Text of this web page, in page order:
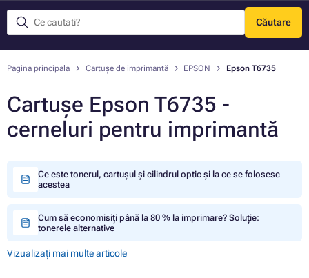
Căutare
Meniu
Pagina principala Cartușe de imprimantă EPSON Epson T6735
Cartușe Epson T6735 -
cerneluri pentru imprimantă
Ce este tonerul, cartușul și cilindrul optic și la ce se folosesc
acestea
Cum să economisiți până la 80 % la imprimare? Soluție:
tonerele alternative
Vizualizați mai multe articole